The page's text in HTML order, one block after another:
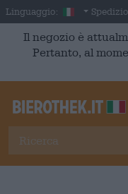
Skip to main content
Linguaggio: Italian
Il negozio è
Pertanto, al